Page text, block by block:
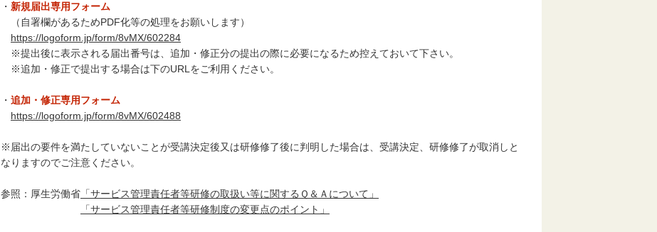
・ 新規届出専用フォーム
（自署欄があるためPDF化等の処理をお願いします）
https://logoform.jp/form/8vMX/602284
※提出後に表示される届出番号は、追加・修正分の提出の際に必要になるため控えておいて下さい。
※追加・修正で提出する場合は下のURLをご利用ください。
・ 追加・修正専用フォーム
https://logoform.jp/form/8vMX/602488
※届出の要件を満たしていないことが受講決定後又は研修修了後に判明した場合は、受講決定、研修修了が取消しと
なりますのでご注意ください。
参照：厚生労働省 「サービス管理責任者等研修の取扱い等に関するＱ＆Ａについて」
「サービス管理責任者等研修制度の変更点のポイント」